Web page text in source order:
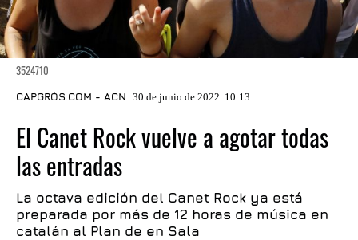
3524710
CAPGRÒS.COM - ACN 30 de junio de 2022. 10:13
El Canet Rock vuelve a agotar todas
las entradas
La octava edición del Canet Rock ya está
preparada por más de 12 horas de música en
catalán al Plan de en Sala